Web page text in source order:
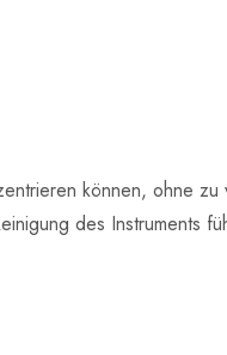
können, ohne
des Instruments